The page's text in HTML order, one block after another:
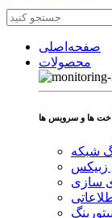
صفحه‌اصلی
محصولات
ها و سرویس ها
شبکه
زبیکس
سازی